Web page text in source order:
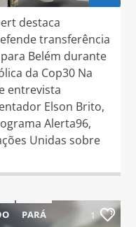
destaca
transferência
Belém durante
da Cop30 Na
entrevista
Elson Brito,
Alerta96,
Unidas sobre
PARÁ
1